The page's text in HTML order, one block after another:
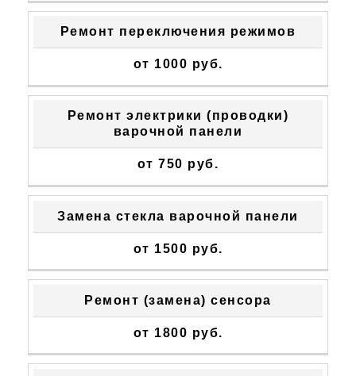
Ремонт переключения режимов
от 1000 руб.
Ремонт электрики (проводки)
варочной панели
от 750 руб.
Замена стекла варочной панели
от 1500 руб.
Ремонт (замена) сенсора
от 1800 руб.